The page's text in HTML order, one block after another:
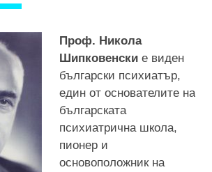
Проф. Никола
Шипковенски е виден
български психиатър,
един от основателите на
българската
психиатрична школа,
пионер и
основоположник на